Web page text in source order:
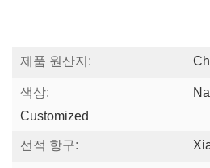
제품 원산지:
색상:
Customized
선적 항구: